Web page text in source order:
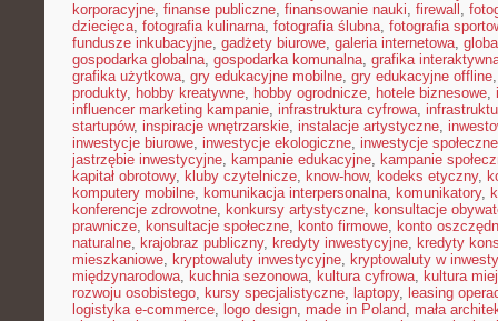
korporacyjne, finanse publiczne, finansowanie nauki, firewall ,
dziecięca, fotografia kulinarna, fotografia ślubna, fotografia
fundusze inkubacyjne, gadżety biurowe, galeria internetowa,
gospodarka globalna, gospodarka komunalna, grafika
grafika użytkowa, gry edukacyjne mobilne, gry edukacyjne offline
produkty, hobby kreatywne, hobby ogrodnicze, hotele biznesowe,
influencer marketing kampanie, infrastruktura cyfrowa,
startupów, inspiracje wnętrzarskie, instalacje artystyczne,
inwestycje biurowe, inwestycje ekologiczne, inwestycje społeczne
jastrzębie inwestycyjne, kampanie edukacyjne, kampanie
kapitał obrotowy, kluby czytelnicze, know-how, kodeks etyczny,
komputery mobilne, komunikacja interpersonalna, komunikatory,
konferencje zdrowotne, konkursy artystyczne, konsultacje
prawnicze, konsultacje społeczne, konto firmowe, konto
naturalne, krajobraz publiczny, kredyty inwestycyjne, kredyty
mieszkaniowe, kryptowaluty inwestycyjne, kryptowaluty w
międzynarodowa, kuchnia sezonowa, kultura cyfrowa, kultura
rozwoju osobistego, kursy specjalistyczne, laptopy, leasing
logistyka e-commerce, logo design, made in Poland, mała